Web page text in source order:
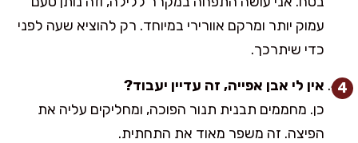
עמוק יותר ומרקם אוורירי במיוחד. רק להוציא שעה לפני
כדי שיתרכך.
אין לי אבן אפייה, זה עדיין יעבוד?
כן. מחממים תבנית תנור הפוכה, ומחליקים עליה את
הפיצה. זה משפר מאוד את התחתית.